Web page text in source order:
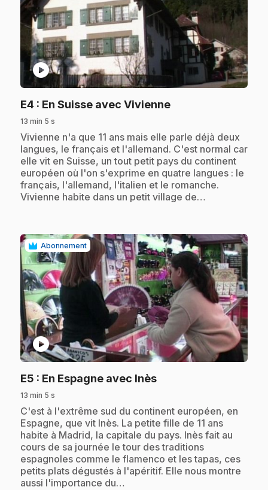
play_circle
E4 : En Suisse avec Vivienne.
13 min 5 s
.Vivienne n'a que 11 ans mais elle parle déjà deux
langues, le français et l'allemand. C'est normal car
elle vit en Suisse, un tout petit pays du continent
européen où l'on s'exprime en quatre langues : le
français, l'allemand, l'italien et le romanche.
Vivienne habite dans un petit village de…
Abonnement
play_circle
E5 : En Espagne avec Inès.
13 min 5 s
.C'est à l'extrême sud du continent européen, en
Espagne, que vit Inès. La petite fille de 11 ans
habite à Madrid, la capitale du pays. Inès fait au
cours de sa journée le tour des traditions
espagnoles comme le flamenco et les tapas, ces
petits plats dégustés à l'apéritif. Elle nous montre
aussi l'importance du…